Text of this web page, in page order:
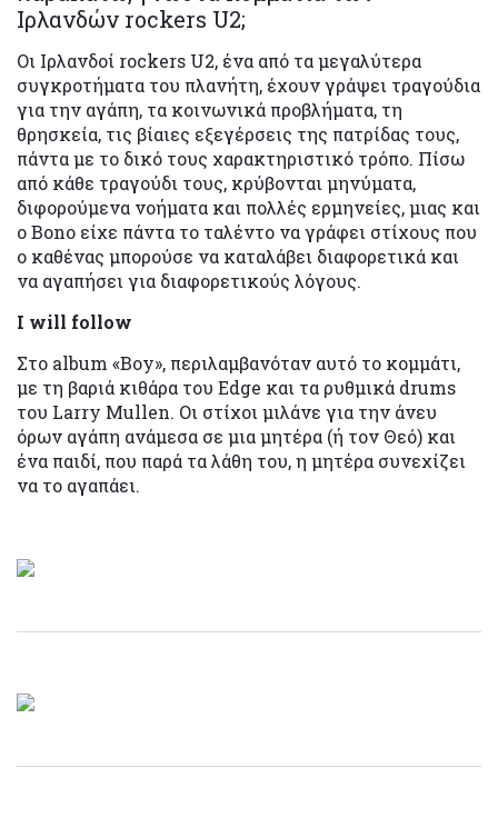
Ιρλανδών rockers U2;
Οι Ιρλανδοί rockers U2, ένα από τα μεγαλύτερα
συγκροτήματα του πλανήτη, έχουν γράψει τραγούδια
για την αγάπη, τα κοινωνικά προβλήματα, τη
θρησκεία, τις βίαιες εξεγέρσεις της πατρίδας τους,
πάντα με το δικό τους χαρακτηριστικό τρόπο. Πίσω
από κάθε τραγούδι τους, κρύβονται μηνύματα,
διφορούμενα νοήματα και πολλές ερμηνείες, μιας και
ο Bono είχε πάντα το ταλέντο να γράφει στίχους που
ο καθένας μπορούσε να καταλάβει διαφορετικά και
να αγαπήσει για διαφορετικούς λόγους.
I will follow
Στο album «Boy», περιλαμβανόταν αυτό το κομμάτι,
με τη βαριά κιθάρα του Edge και τα ρυθμικά drums
του Larry Mullen. Οι στίχοι μιλάνε για την άνευ
όρων αγάπη ανάμεσα σε μια μητέρα (ή τον Θεό) και
ένα παιδί, που παρά τα λάθη του, η μητέρα συνεχίζει
να το αγαπάει.